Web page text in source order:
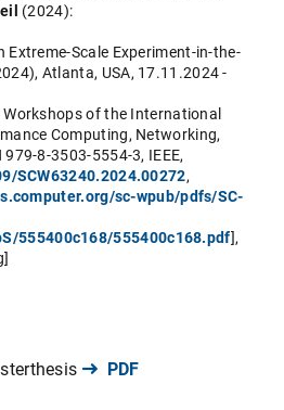
(2024):
Extreme-Scale Experiment-in-the-
Atlanta, USA, 17.11.2024 -
Workshops of the International
Computing, Networking,
8-3503-5554-3, IEEE,
SCW63240.2024.00272,
sc-wpub/pdfs/SC-
555400c168/555400c168.pdf],
PDF